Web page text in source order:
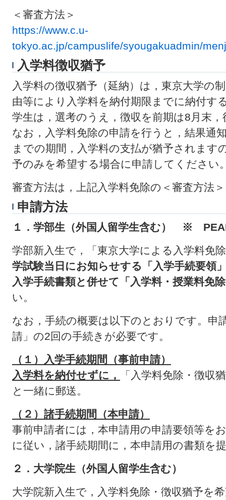
＜審査方法＞
https://www.c.u-
tokyo.ac.jp/campuslife/syougakuadmin/
入学料徴収猶予
入学料の徴収猶予（延納）は，東京大学の
由等により入学料を納付期限までに納付す
学生は，選考のうえ，徴収を前期は8月末
なお，入学料免除の申請を行うと，結果通
までの期間，入学料の支払が猶予されます
予のみを希望する場合に申請してください
審査方法は，上記入学料免除の＜審査方法
申請方法
１．学部生（外国人留学生含む） ※
学部新入生で，「東京大学による入学料免
学試験当日にお知らせする「入学手続要領
入学手続書類と併せて「入学料・授業料免
い。
なお，手続の概要は以下のとおりです。申
請」の2回の手続きが必要です。
（１）入学手続期間（事前申請）
入学料を納付せずに，
「入学料免除・徴収
と一緒に郵送。
（２）諸手続期間（本申請）
事前申請者には，本申請用の申請要領等を
に従い，諸手続期間に，本申請用の書類を
２．大学院生（外国人留学生含む）
大学院新入生で，入学料免除・徴収猶予を